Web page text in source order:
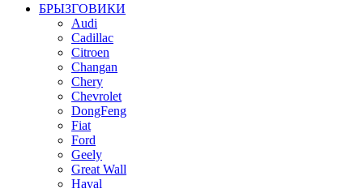
БРЫЗГОВИКИ
Audi
Cadillac
Citroen
Changan
Chery
Chevrolet
DongFeng
Fiat
Ford
Geely
Great Wall
Haval